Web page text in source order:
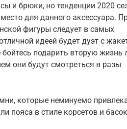
и брюки, но тенденции 2020
для данного аксессуара.
фигуры следует в самых
идеей будет дуэт с
бойтесь подарить вторую
они будут смотреться в разы
которые неминуемо
пояса в стиле корсетов и басок